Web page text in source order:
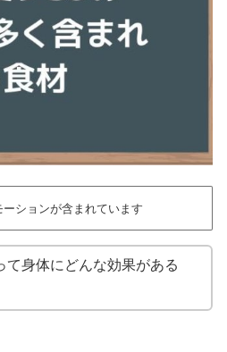
ションが含まれています
て身体にどんな効果がある